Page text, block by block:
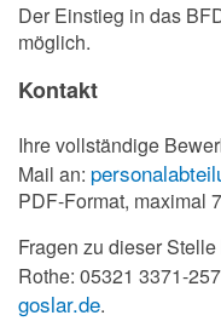
Der Einstieg in das
möglich.
Kontakt
Ihre vollständige
Mail an:
PDF-Format, maximal
Fragen zu dieser
Rothe: 05321 3371-
goslar.de.